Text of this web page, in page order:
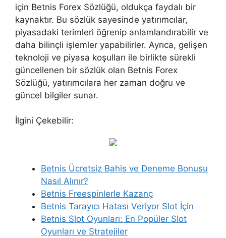
için Betnis Forex Sözlüğü, oldukça faydalı bir
kaynaktır. Bu sözlük sayesinde yatırımcılar,
piyasadaki terimleri öğrenip anlamlandırabilir ve
daha bilinçli işlemler yapabilirler. Ayrıca, gelişen
teknoloji ve piyasa koşulları ile birlikte sürekli
güncellenen bir sözlük olan Betnis Forex
Sözlüğü, yatırımcılara her zaman doğru ve
güncel bilgiler sunar.
İlgini Çekebilir:
Betnis Ücretsiz Bahis ve Deneme Bonusu
Nasıl Alınır?
Betnis Freespinlerle Kazanç
Betnis Tarayıcı Hatası Veriyor Slot İçin
Betnis Slot Oyunları: En Popüler Slot
Oyunları ve Stratejiler